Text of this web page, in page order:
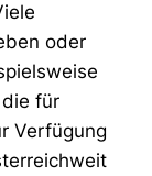
oder
für
Verfügung